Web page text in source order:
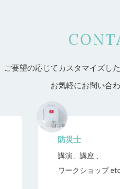
ご要望の応じてカスタマイズし
お気軽にお問い合
防災士
講演、講座 、
ワークショップ